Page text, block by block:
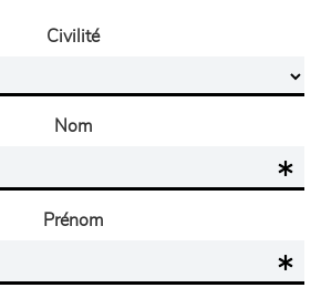
Civilité
Nom
Prénom